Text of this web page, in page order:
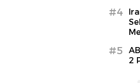
#4
#5
2